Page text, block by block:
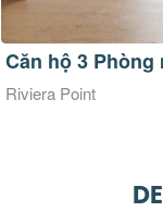
The View
Riviera Point